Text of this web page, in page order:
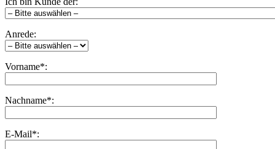
Anrede:
Vorname*:
Nachname*:
E-Mail*: